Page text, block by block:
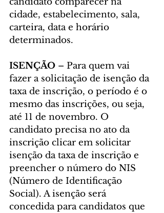
cidade, estabelecimento, sala,
carteira, data e horário
determinados.
ISENÇÃO – Para quem vai
fazer a solicitação de isenção da
taxa de inscrição, o período é o
mesmo das inscrições, ou seja,
até 11 de novembro. O
candidato precisa no ato da
inscrição clicar em solicitar
isenção da taxa de inscrição e
preencher o número do NIS
(Número de Identificação
Social). A isenção será
concedida para candidatos que